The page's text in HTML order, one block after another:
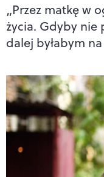
„Przez matkę w
życia. Gdyby nie
dalej byłabym